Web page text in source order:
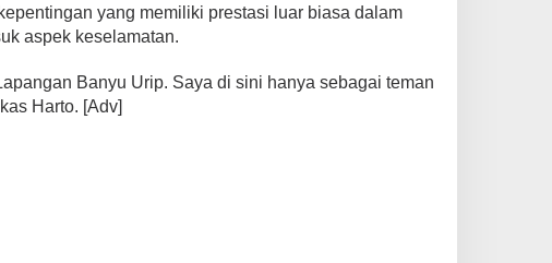
yang memiliki prestasi luar biasa dalam
aspek keselamatan.
Banyu Urip. Saya di sini hanya sebagai teman
Harto. [Adv]